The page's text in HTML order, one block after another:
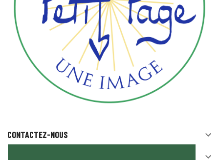
CONTACTEZ-NOUS 
